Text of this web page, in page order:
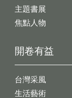
開卷有益
台灣采風
生活藝術
主題書展
焦點人物